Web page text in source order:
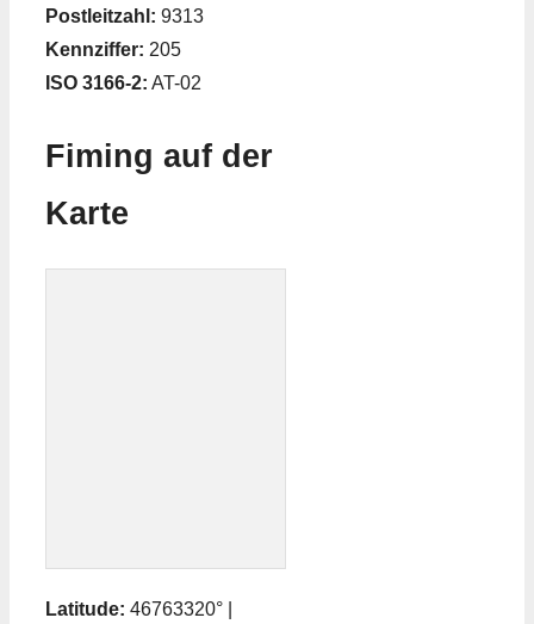
Postleitzahl: 9313
Kennziffer: 205
ISO 3166-2: AT-02
Fiming auf der
Karte
Latitude: 46763320° |